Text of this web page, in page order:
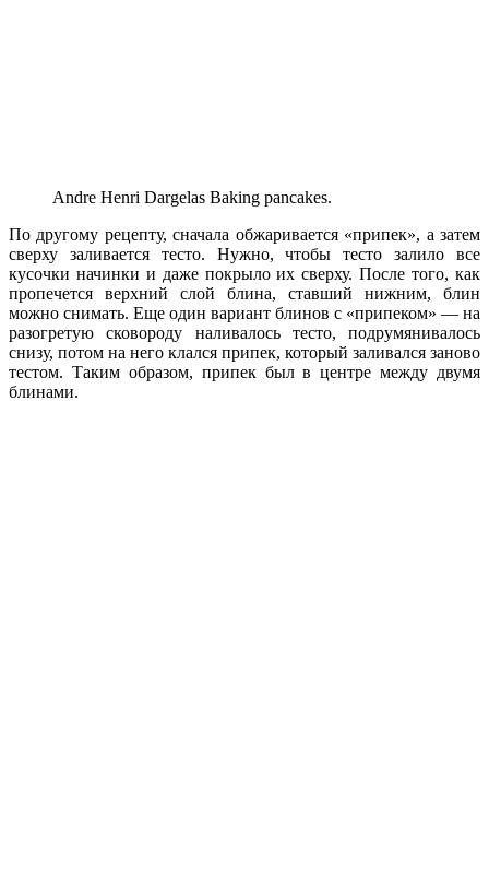
Andre Henri Dargelas Baking pancakes.
По другому рецепту, сначала обжаривается «припек», а затем
сверху заливается тесто. Нужно, чтобы тесто залило все
кусочки начинки и даже покрыло их сверху. После того, как
пропечется верхний слой блина, ставший нижним, блин
можно снимать. Еще один вариант блинов с «припеком» — на
разогретую сковороду наливалось тесто, подрумянивалось
снизу, потом на него клался припек, который заливался заново
тестом. Таким образом, припек был в центре между двумя
блинами.